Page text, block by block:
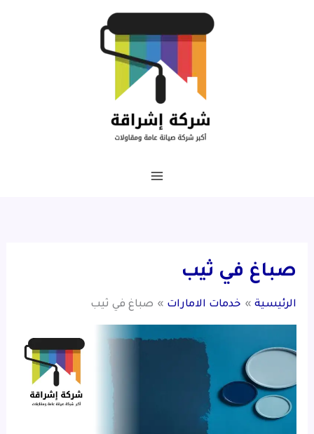
صباغ في ثيب
الرئيسية خدمات الامارات صباغ في ثيب